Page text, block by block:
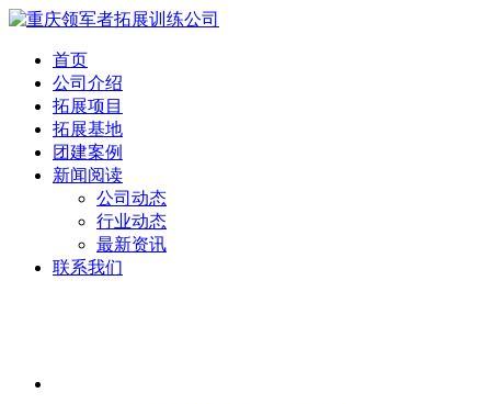
首页
公司介绍
拓展项目
拓展基地
团建案例
新闻阅读
公司动态
行业动态
最新资讯
联系我们